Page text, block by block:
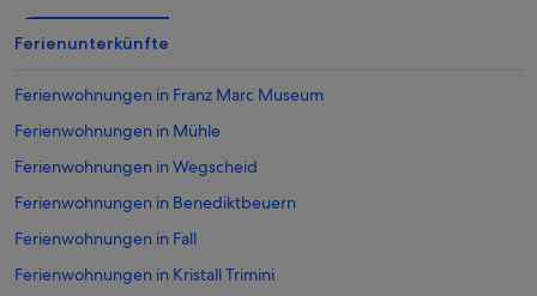
Ferienunterkünfte
Ferienwohnungen in Franz Marc Museum
Ferienwohnungen in Mühle
Ferienwohnungen in Wegscheid
Ferienwohnungen in Benediktbeuern
Ferienwohnungen in Fall
Ferienwohnungen in Kristall Trimini